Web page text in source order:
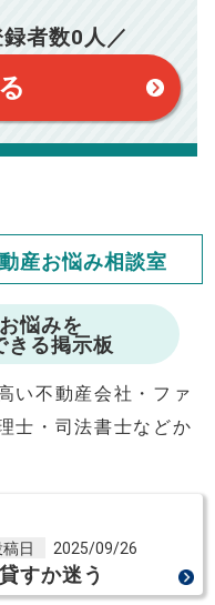
済額の割合とされており
にご相談ください。
では
もできます
者数0人／
産お悩み相談室
悩みを
きる掲示板
い不動産会社・ファ
士・司法書士などか
日 2025/09/26
すか迷う